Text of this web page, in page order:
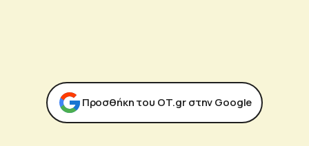
Προσθήκη του ΟΤ.gr στην Google